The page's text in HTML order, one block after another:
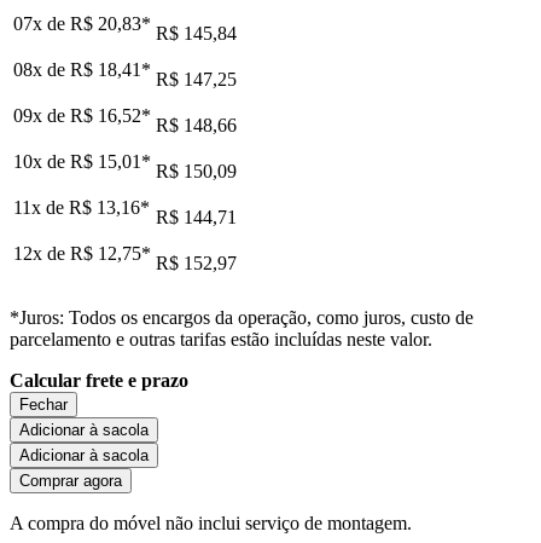
07x de R$ 20,83* R$ 145,84
08x de R$ 18,41 * R$ 147,25
09x de R$ 16,52* R$ 148,66
10x de R$ 15,01 * R$ 150,09
11x de R$ 13,16* R$ 144,71
12x de R$ 12,75* R$ 152,97
*Juros: Todos os encargos da operação, como juros, custo de
parcelamento e outras tarifas estão incluídas neste valor.
Calcular frete e prazo
Fechar
Adicionar à sacola
Adicionar à sacola
Comprar agora
A compra do móvel não inclui serviço de montagem.